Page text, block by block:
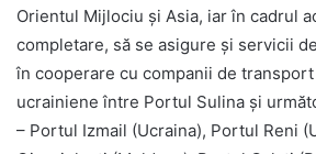
Orientul Mijlociu și Asia, iar în cadrul
completare, să se asigure și servicii
în cooperare cu companii de
ucrainiene între Portul Sulina și
– Portul Izmail (Ucraina), Portul Reni